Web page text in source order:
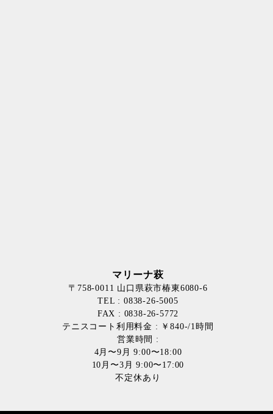
マリーナ萩
〒758-0011 山口県萩市椿東6080-6
TEL : 0838-26-5005
FAX : 0838-26-5772
テニスコート利用料金 : ￥840-/1時間
営業時間 :
4月〜9月 9:00〜18:00
10月〜3月 9:00〜17:00
不定休あり